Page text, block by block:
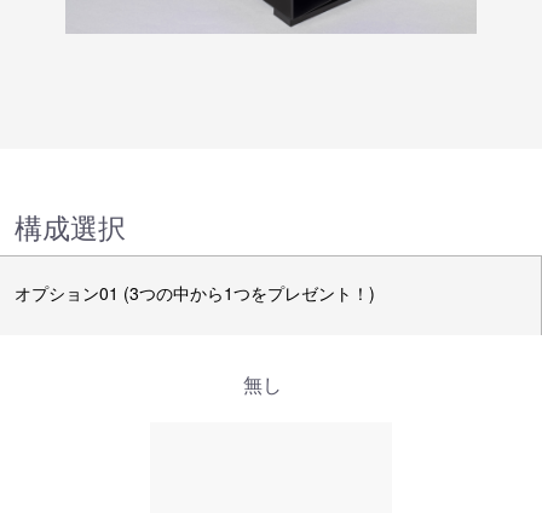
構成選択
オプション01 (3つの中から1つをプレゼント！)
無し